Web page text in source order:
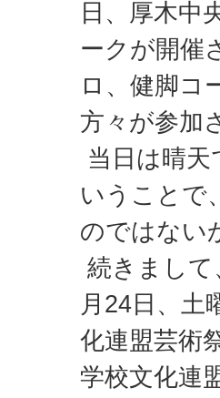
日、厚木中
ークが開催
ロ、健脚コ
方々が参加
当日は晴
いうことで
のではない
続きまし
月24日、土
化連盟芸術
学校文化連